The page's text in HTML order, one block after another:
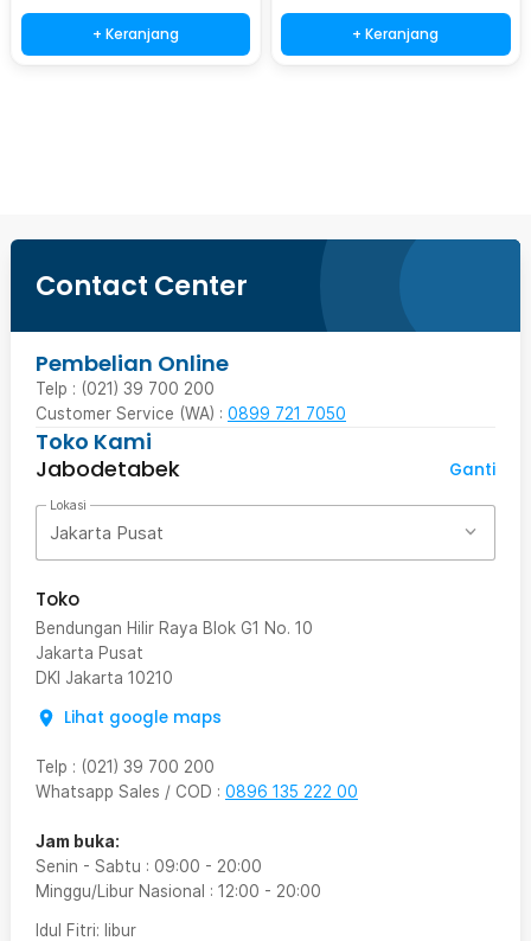
+ Keranjang + Keranjang
Contact Center
Pembelian Online
Telp : (021) 39 700 200
Customer Service (WA) : 0899 721 7050
Toko Kami
Jabodetabek
Ganti
Lokasi
Jakarta Pusat
Toko
Bendungan Hilir Raya Blok G1 No. 10
Jakarta Pusat
DKI Jakarta 10210
Lihat google maps
Telp : (021) 39 700 200
Whatsapp Sales / COD : 0896 135 222 00
Jam buka:
Senin - Sabtu : 09:00 - 20:00
Minggu/Libur Nasional : 12:00 - 20:00
Idul Fitri: libur